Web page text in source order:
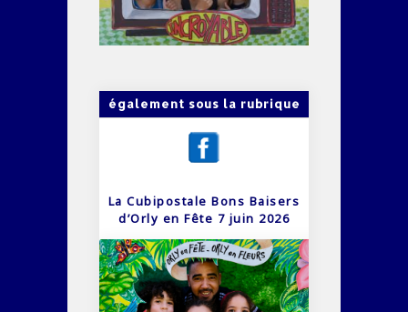
également sous la rubrique
La Cubipostale Bons Baisers
d’Orly en Fête 7 juin 2026